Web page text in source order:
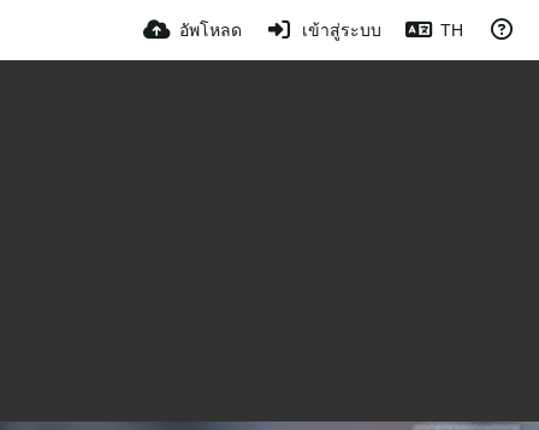
อัพโหลด เข้าสู่ระบบ TH